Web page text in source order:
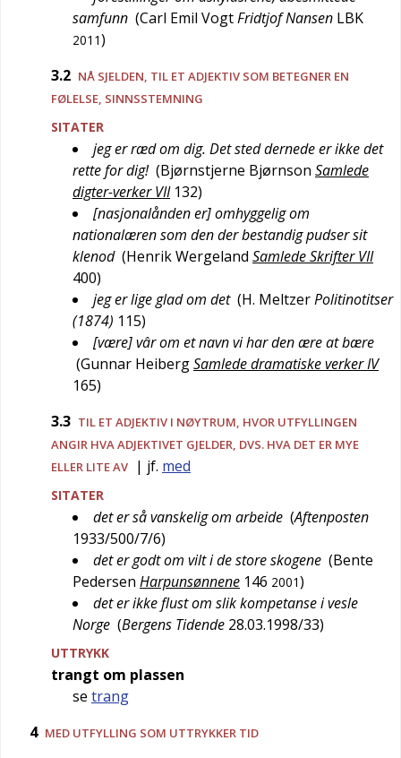
samfunn (Carl Emil VogtFridtjof Nansen LBK
2011)
3.2 NÅ SJELDEN, TIL ET ADJEKTIV SOM BETEGNER EN
FØLELSE, SINNSSTEMNING
SITATER
jeg er ræd om dig. Det sted dernede er ikke det
rette for dig! (Bjørnstjerne Bjørnson Samlede
digter-verker VII 132)
[nasjonalånden er] omhyggelig om
nationalæren som den der bestandig pudser sit
klenod (Henrik Wergeland Samlede Skrifter VII
400)
jeg er lige glad om det (H. MeltzerPolitinotitser
(1874) 115)
[være] vâr om et navn vi har den ære at bære
(Gunnar HeibergSamlede dramatiske verker IV
165)
3.3 TIL ET ADJEKTIV I NØYTRUM, HVOR UTFYLLINGEN
ANGIR HVA ADJEKTIVET GJELDER, DVS. HVA DET ER MYE
ELLER LITE AV
| jf. med
SITATER
det er så vanskelig om arbeide (Aftenposten
1933/500/7/6)
det er godt om vilt i de store skogene (Bente
Pedersen Harpunsønnene 146 2001)
det er ikke flust om slik kompetanse i vesle
Norge (Bergens Tidende 28.03.1998/33)
UTTRYKK
trangt om plassen
se trang
4 MED UTFYLLING SOM UTTRYKKER TID